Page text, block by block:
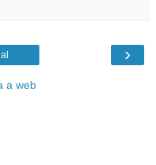
›
a web